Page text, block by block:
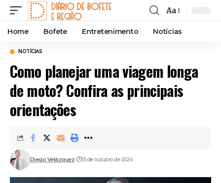
Font
Resizer
Aa
Home Bofete Entretenimento Notícias
NOTÍCIAS
Como planejar uma viagem longa
de moto? Confira as principais
orientações
Diego Velázquez 15 de outubro de 2024